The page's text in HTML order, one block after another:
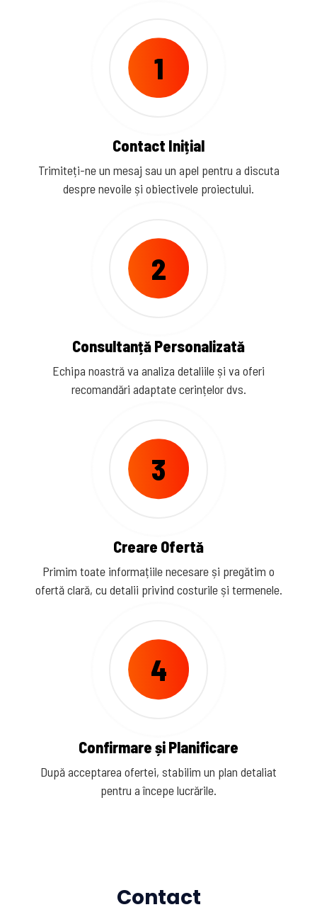
1
Contact Inițial
Trimiteți-ne un mesaj sau un apel pentru a discuta
despre nevoile și obiectivele proiectului.
2
Consultanță Personalizată
Echipa noastră va analiza detaliile și va oferi
recomandări adaptate cerințelor dvs.
3
Creare Ofertă
Primim toate informațiile necesare și pregătim o
ofertă clară, cu detalii privind costurile și termenele.
4
Confirmare și Planificare
După acceptarea ofertei, stabilim un plan detaliat
pentru a începe lucrările.
Contact